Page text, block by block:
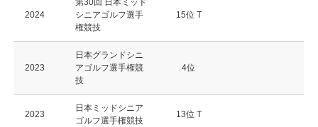
2024
第30回 日本ミッド
シニアゴルフ選手
権競技
15位 T
2023
日本グランドシニ
アゴルフ選手権競
技
4位
2023
日本ミッドシニア
ゴルフ選手権競技
13位 T